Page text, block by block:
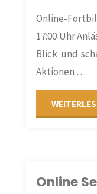
Online-
17:00 Uhr
Blick und
Aktionen …
Online